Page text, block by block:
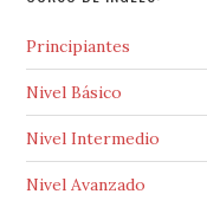
Principiantes
Nivel Básico
Nivel Intermedio
Nivel Avanzado